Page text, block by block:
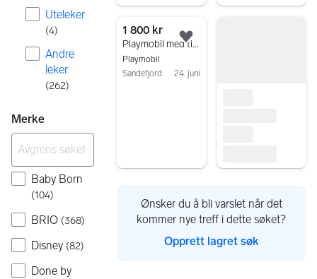
Uteleker
(4)
Andre
leker
(262)
Merke
Baby Born
(104)
BRIO (368)
Disney (82)
Done by
1 800 kr
Playmobil med tilbehør
Playmobil
Sandefjord
24. juni
Legg til som favoritt.
Ønsker du å bli varslet når det
kommer nye treff i dette søket?
Opprett lagret søk